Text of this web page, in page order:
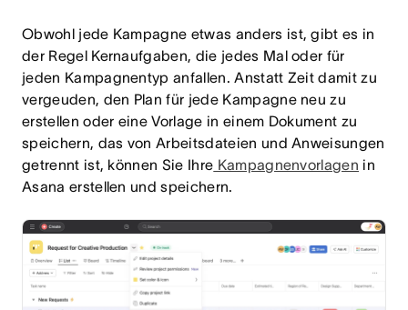
Obwohl jede Kampagne etwas anders ist, gibt es in
der Regel Kernaufgaben, die jedes Mal oder für
jeden Kampagnentyp anfallen. Anstatt Zeit damit zu
vergeuden, den Plan für jede Kampagne neu zu
erstellen oder eine Vorlage in einem Dokument zu
speichern, das von Arbeitsdateien und Anweisungen
getrennt ist, können Sie Ihre Kampagnenvorlagen in
Asana erstellen und speichern.